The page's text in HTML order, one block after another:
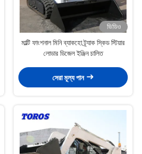
ভিডিও
মাল্টি ফাংশনাল মিনি ব্যাকহো ট্র্যাক স্কিড স্টিয়ার
লোডার ডিজেল ইঞ্জিন চালিত
সেরা মূল্য পান